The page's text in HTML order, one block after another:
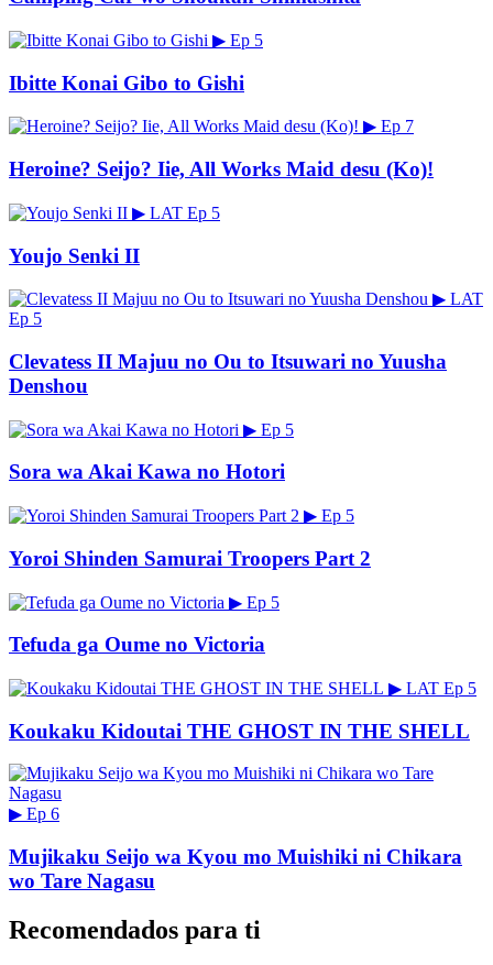
▶ Ep 5
Ibitte Konai Gibo to Gishi
▶ Ep 7
Heroine? Seijo? Iie, All Works Maid desu (Ko)!
▶ LAT Ep 5
Youjo Senki II
▶ LAT
Ep 5
Clevatess II Majuu no Ou to Itsuwari no Yuusha
Denshou
▶ Ep 5
Sora wa Akai Kawa no Hotori
▶ Ep 5
Yoroi Shinden Samurai Troopers Part 2
▶ Ep 5
Tefuda ga Oume no Victoria
▶ LAT Ep 5
Koukaku Kidoutai THE GHOST IN THE SHELL
▶ Ep 6
Mujikaku Seijo wa Kyou mo Muishiki ni Chikara
wo Tare Nagasu
Recomendados para ti